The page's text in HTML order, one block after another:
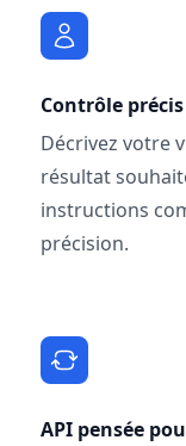
Contrôle
Décrivez votre
résultat
instructions
précision.
API pensée